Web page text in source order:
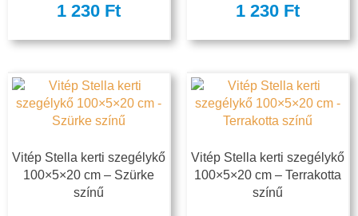
1 230 Ft 1 230 Ft
Vitép Stella kerti szegélykő
100×5×20 cm – Szürke
színű
Vitép Stella kerti szegélykő
100×5×20 cm – Terrakotta
színű